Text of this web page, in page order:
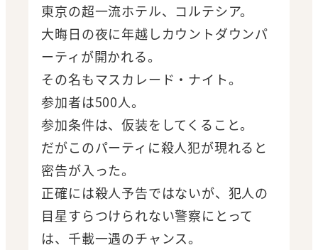
東京の超一流ホテル、コルテシア。
大晦日の夜に年越しカウントダウンパ
ーティが開かれる。
その名もマスカレード・ナイト。
参加者は500人。
参加条件は、仮装をしてくること。
だがこのパーティに殺人犯が現れると
密告が入った。
正確には殺人予告ではないが、犯人の
目星すらつけられない警察にとって
は、千載一遇のチャンス。